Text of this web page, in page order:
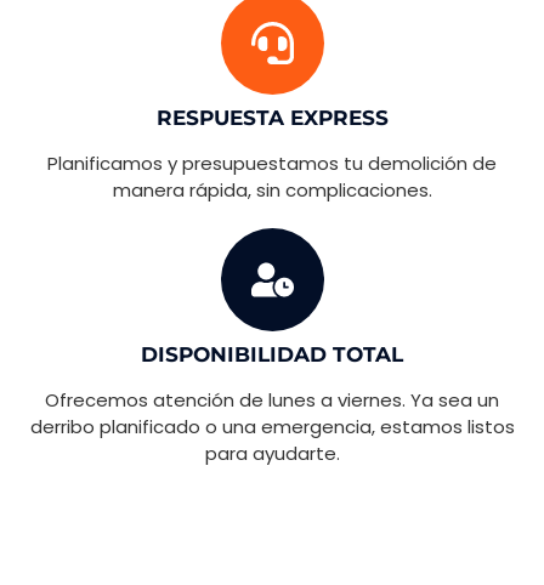
RESPUESTA EXPRESS
Planificamos y presupuestamos tu demolición de
manera rápida, sin complicaciones.
DISPONIBILIDAD TOTAL
Ofrecemos atención de lunes a viernes. Ya sea un
derribo planificado o una emergencia, estamos listos
para ayudarte.